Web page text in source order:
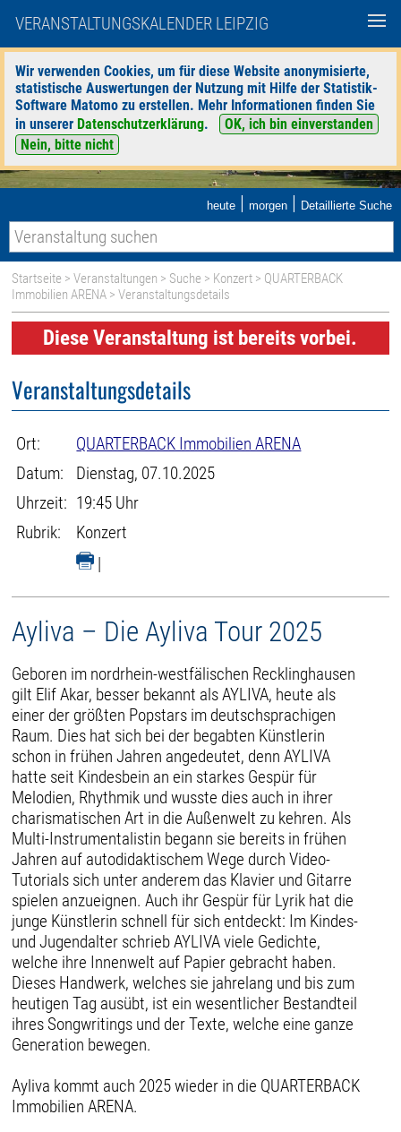
VERANSTALTUNGSKALENDER LEIPZIG
Wir verwenden Cookies, um für diese Website anonymisierte,
statistische Auswertungen der Nutzung mit Hilfe der Statistik-
Software Matomo zu erstellen. Mehr Informationen finden Sie
in unserer Datenschutzerklärung.
OK, ich bin einverstanden
Nein, bitte nicht
heute | morgen | Detaillierte Suche
Startseite >Veranstaltungen > Suche > Konzert > QUARTERBACK
Immobilien ARENA > Veranstaltungsdetails
Diese Veranstaltung ist bereits vorbei.
Veranstaltungsdetails
Ort:
QUARTERBACK Immobilien ARENA
Datum:
Dienstag, 07.10.2025
Uhrzeit: 19:45 Uhr
Rubrik:
Konzert
|
Ayliva – Die Ayliva Tour 2025
Geboren im nordrhein-westfälischen Recklinghausen
gilt Elif Akar, besser bekannt als AYLIVA, heute als
einer der größten Popstars im deutschsprachigen
Raum. Dies hat sich bei der begabten Künstlerin
schon in frühen Jahren angedeutet, denn AYLIVA
hatte seit Kindesbein an ein starkes Gespür für
Melodien, Rhythmik und wusste dies auch in ihrer
charismatischen Art in die Außenwelt zu kehren. Als
Multi-Instrumentalistin begann sie bereits in frühen
Jahren auf autodidaktischem Wege durch Video-
Tutorials sich unter anderem das Klavier und Gitarre
spielen anzueignen. Auch ihr Gespür für Lyrik hat die
junge Künstlerin schnell für sich entdeckt: Im Kindes-
und Jugendalter schrieb AYLIVA viele Gedichte,
welche ihre Innenwelt auf Papier gebracht haben.
Dieses Handwerk, welches sie jahrelang und bis zum
heutigen Tag ausübt, ist ein wesentlicher Bestandteil
ihres Songwritings und der Texte, welche eine ganze
Generation bewegen.
Ayliva kommt auch 2025 wieder in die QUARTERBACK
Immobilien ARENA.